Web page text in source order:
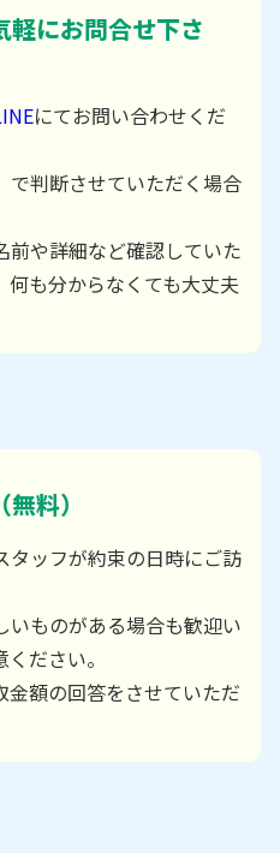
軽にお問合せ下さ
にてお問い合わせくだ
判断させていただく場合
前や詳細など確認していた
も分からなくても大丈夫
料）
タッフが約束の日時にご訪
いものがある場合も歓迎い
ださい。
額の回答をさせていただ